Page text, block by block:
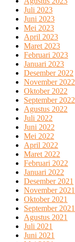
Juli 2023
Juni 2023
Mei 2023
April 2023
Maret 2023
Februari 2023
Januari 2023
Desember 2022
November 2022
Oktober 2022
September 2022
Agustus 2022
Juli 2022
Juni 2022
Mei 2022
April 2022
Maret 2022
Februari 2022
Januari 2022
Desember 2021
November 2021
Oktober 2021
September 2021
Agustus 2021
Juli 2021
Juni 2021